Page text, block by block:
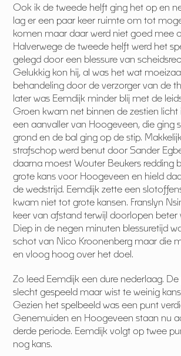
Ook ik de tweede helft ging het op en
lag er een paar keer ruimte om tot
komen maar daar werd niet goed mee
Halverwege de tweede helft werd het
gelegd door een blessure van
Gelukkig kon hij, al was het wat
behandeling door de verzorger van de
later was Eemdijk minder blij met de
Groen kwam net binnen de zestien
een aanvaller van Hoogeveen, die ging
grond en de bal ging op de stip.
strafschop werd benut door Sander
daarna moest Wouter Beukers redding
grote kans voor Hoogeveen en hield
de wedstrijd. Eemdijk zette een
kwam niet tot grote kansen. Franslyn
keer van afstand terwijl doorlopen beter
Diep in de negen minuten blessuretijd
schot van Nico Kroonenberg maar die
en vloog hoog over het doel.
Zo leed Eemdijk een dure nederlaag.
slecht gespeeld maar wist te weinig
Gezien het spelbeeld was een punt
Genemuiden en Hoogeveen staan nu
derde periode. Eemdijk volgt op twee
nog kans.